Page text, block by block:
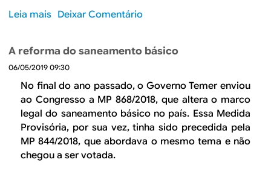
e
f
r
m
a
d
o
s
Leia mais
r
e
A
M
P
d
a
L
Deixar Comentário
A reforma do saneamento básico
06/05/2019 09:30
No final do ano passado, o Governo Temer enviou
ao Congresso a MP 868/2018, que altera o marco
legal do saneamento básico no país. Essa Medida
Provisória, por sua vez, tinha sido precedida pela
MP 844/2018, que abordava o mesmo tema e não
chegou a ser votada.